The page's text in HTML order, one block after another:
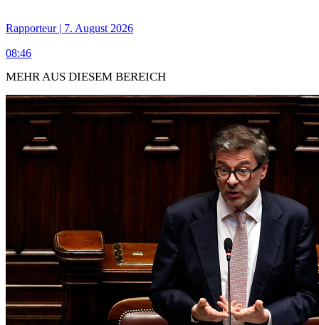
Rapporteur | 7. August 2026
08:46
MEHR AUS DIESEM BEREICH